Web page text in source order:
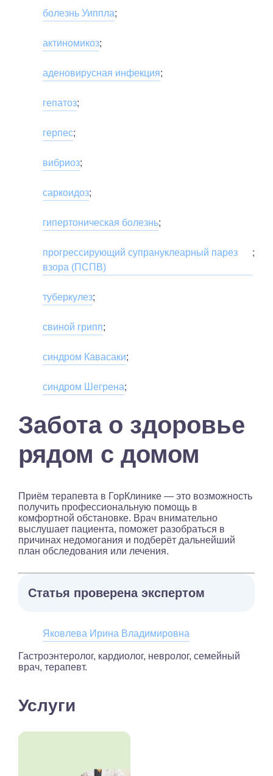
болезнь Уиппла;
актиномикоз;
аденовирусная инфекция;
гепатоз;
герпес;
вибриоз;
саркоидоз;
гипертоническая болезнь;
прогрессирующий супрануклеарный парез
взора (ПСПВ)
;
туберкулез;
свиной грипп;
синдром Кавасаки;
синдром Шегрена;
Забота о здоровье
рядом с домом
Приём терапевта в ГорКлинике — это возможность
получить профессиональную помощь в
комфортной обстановке. Врач внимательно
выслушает пациента, поможет разобраться в
причинах недомогания и подберёт дальнейший
план обследования или лечения.
Статья проверена экспертом
Яковлева Ирина Владимировна
Гастроэнтеролог, кардиолог, невролог, семейный
врач, терапевт.
Услуги